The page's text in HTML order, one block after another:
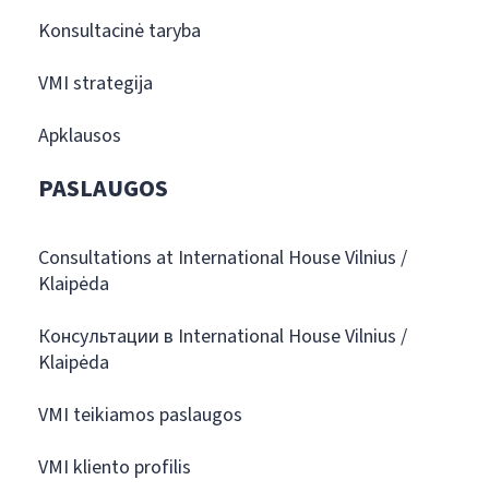
Konsultacinė taryba
VMI strategija
Apklausos
PASLAUGOS
Consultations at International House Vilnius /
Klaipėda
Консультации в International House Vilnius /
Klaipėda
VMI teikiamos paslaugos
VMI kliento profilis